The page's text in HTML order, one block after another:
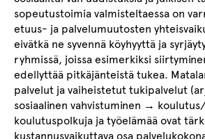
sopeutustoimia valmisteltaessa on
etuus- ja palvelumuutosten
eivätkä ne syvennä köyhyyttä ja
ryhmissä, joissa esimerkiksi
edellyttää pitkäjänteistä tukea.
palvelut ja vaiheistetut tukipalvelut
sosiaalinen vahvistuminen →
koulutuspolkuja ja työelämää ovat
kustannusvaikuttava osa